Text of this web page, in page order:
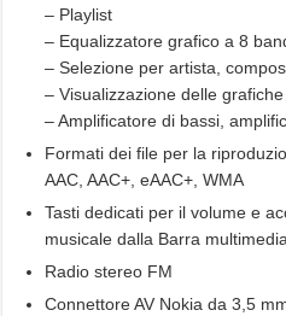
– Playlist
– Equalizzatore grafico a 8
– Selezione per artista,
– Visualizzazione delle
– Amplificatore di bassi,
Formati dei file per la
AAC, AAC+, eAAC+, WMA
Tasti dedicati per il volume e
musicale dalla Barra
Radio stereo FM
Connettore AV Nokia da 3,5